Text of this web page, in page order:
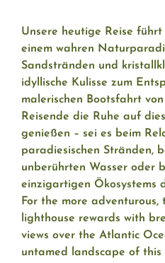
Unsere heutige Reise führt
einem wahren
Sandstränden und
idyllische Kulisse zum
malerischen Bootsfahrt
Reisende die Ruhe auf
genießen – sei es beim
paradiesischen Stränden,
unberührten Wasser oder
einzigartigen Ökosystems
For the more adventurous,
lighthouse rewards with
views over the Atlantic
untamed landscape of